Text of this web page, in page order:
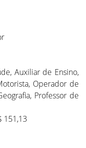
Auxiliar de Ensino,
Operador de
Professor de
151,13